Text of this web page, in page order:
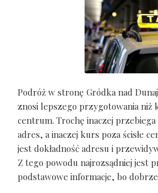
Podróż w stronę Gródka nad
znosi lepszego przygotowania niż
centrum. Trochę inaczej
adres, a inaczej kurs poza ścisłe
jest dokładność adresu i
Z tego powodu najrozsądniej jest
podstawowe informacje, bo